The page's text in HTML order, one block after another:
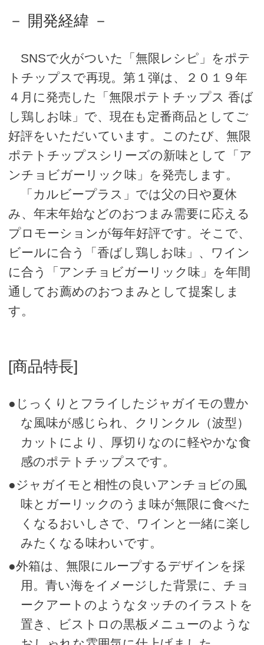
－ 開発経緯 －
SNSで火がついた「無限レシピ」をポテ
トチップスで再現。第１弾は、２０１９年
４月に発売した「無限ポテトチップス 香ば
し鶏しお味」で、現在も定番商品としてご
好評をいただいています。このたび、無限
ポテトチップスシリーズの新味として「ア
ンチョビガーリック味」を発売します。
「カルビープラス」では父の日や夏休
み、年末年始などのおつまみ需要に応える
プロモーションが毎年好評です。そこで、
ビールに合う「香ばし鶏しお味」、ワイン
に合う「アンチョビガーリック味」を年間
通してお薦めのおつまみとして提案しま
す。
[商品特長]
●じっくりとフライしたジャガイモの豊か
な風味が感じられ、クリンクル（波型）
カットにより、厚切りなのに軽やかな食
感のポテトチップスです。
●ジャガイモと相性の良いアンチョビの風
味とガーリックのうま味が無限に食べた
くなるおいしさで、ワインと一緒に楽し
みたくなる味わいです。
●外箱は、無限にループするデザインを採
用。青い海をイメージした背景に、チョ
ークアートのようなタッチのイラストを
置き、ビストロの黒板メニューのような